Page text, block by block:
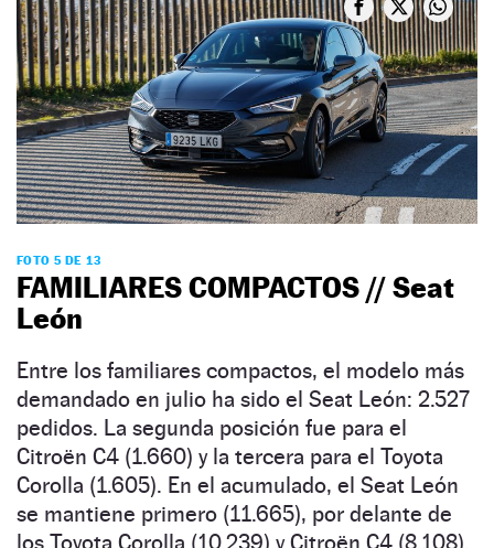
FOTO 5 DE 13
FAMILIARES COMPACTOS // Seat
León
Entre los familiares compactos, el modelo más
demandado en julio ha sido el Seat León: 2.527
pedidos. La segunda posición fue para el
Citroën C4 (1.660) y la tercera para el Toyota
Corolla (1.605). En el acumulado, el Seat León
se mantiene primero (11.665), por delante de
los Toyota Corolla (10.239) y Citroën C4 (8.108).